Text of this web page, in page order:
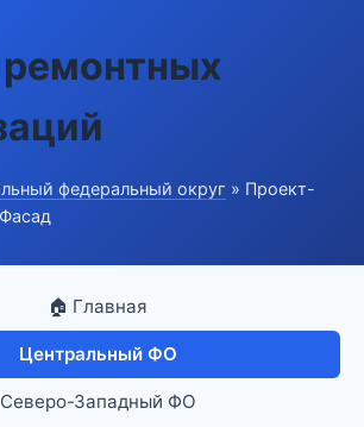
федеральный округ » Проект-
🏠 Главная
Центральный ФО
Северо-Западный ФО